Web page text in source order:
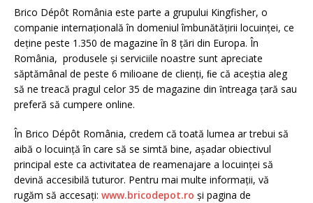
Brico Dépôt România este parte a grupului Kingfisher, o
companie internațională în domeniul îmbunătățirii locuinței, ce
deține peste 1.350 de magazine în 8 țări din Europa. În
România, produsele și serviciile noastre sunt apreciate
săptămânal de peste 6 milioane de clienți, ﬁe că aceștia aleg
să ne treacă pragul celor 35 de magazine din ȋntreaga ţară sau
preferă să cumpere online.
În Brico Dépôt România, credem că toată lumea ar trebui să
aibă o locuință în care să se simtă bine, aşadar obiectivul
principal este ca activitatea de reamenajare a locuinţei să
devină accesibilă tuturor. Pentru mai multe informații, vă
rugăm să accesați: www.bricodepot.ro și pagina de